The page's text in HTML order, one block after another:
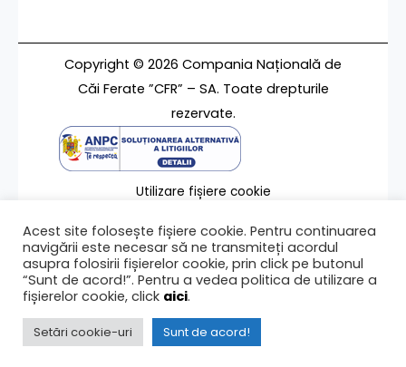
Copyright © 2026 Compania Națională de
Căi Ferate ”CFR” – SA. Toate drepturile
rezervate.
Utilizare fișiere cookie
Contact
Ultima modificare a paginii 09/02/2010
Acest site folosește fișiere cookie. Pentru continuarea
navigării este necesar să ne transmiteți acordul
asupra folosirii fișierelor cookie, prin click pe butonul
“Sunt de acord!”. Pentru a vedea politica de utilizare a
fișierelor cookie, click aici.
Setări cookie-uri Sunt de acord!